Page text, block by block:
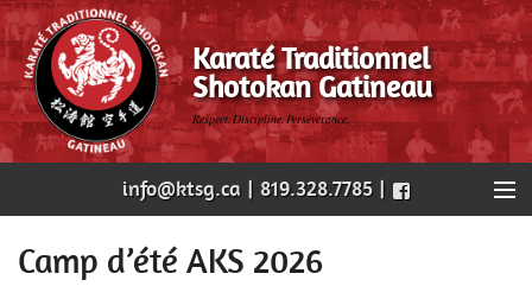
Karaté Traditionnel
Shotokan Gatineau
Respect. Discipline. Persévérance.
info@ktsg.ca | 819.328.7785 |
Accueil
Camp d’été AKS 2026